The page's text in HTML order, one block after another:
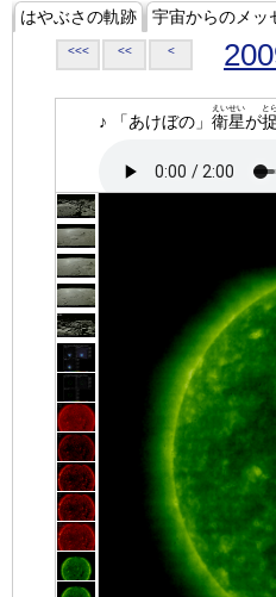
はやぶさの軌跡 宇宙からのメッ
<<< << <
♪ 「あけぼの」 衛星
えいせい
が捉
とら